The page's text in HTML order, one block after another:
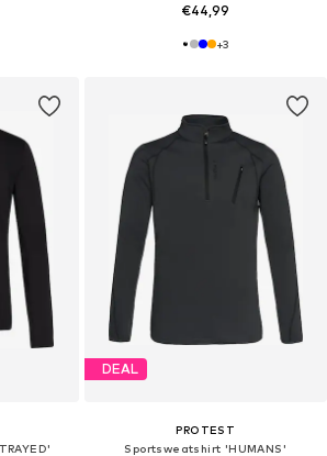
€44,99
+3
DEAL
PROTEST
Sportsweatshirt 'HUMANS'